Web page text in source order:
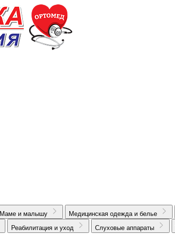
Маме и малышу Медицинская одежда и белье
Реабилитация и уход Слуховые аппараты